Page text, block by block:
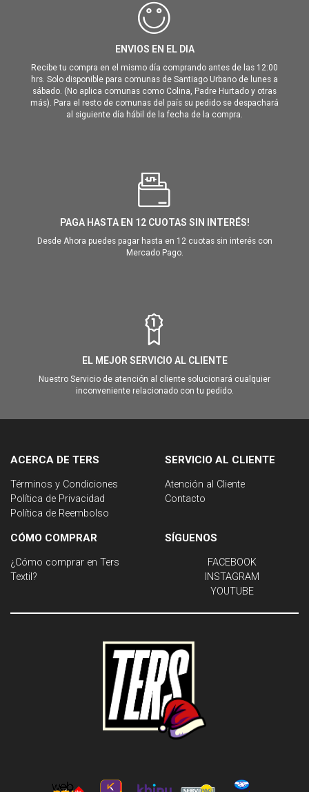
ENVIOS EN EL DIA
Recibe tu compra en el mismo día comprando antes de las 12:00
hrs. Solo disponible para comunas de Santiago Urbano de lunes a
sábado. (No aplica comunas como Colina, Padre Hurtado y otras
más). Para el resto de comunas del país su pedido se despachará
al siguiente día hábil de la fecha de la compra.
PAGA HASTA EN 12 CUOTAS SIN INTERÉS!
Desde Ahora puedes pagar hasta en 12 cuotas sin interés con
Mercado Pago.
EL MEJOR SERVICIO AL CLIENTE
Nuestro Servicio de atención al cliente solucionará cualquier
inconveniente relacionado con tu pedido.
ACERCA DE TERS
Términos y Condiciones
Política de Privacidad
Política de Reembolso
SERVICIO AL CLIENTE
Atención al Cliente
Contacto
CÓMO COMPRAR
¿Cómo comprar en Ters
Textil?
SÍGUENOS
FACEBOOK
INSTAGRAM
YOUTUBE